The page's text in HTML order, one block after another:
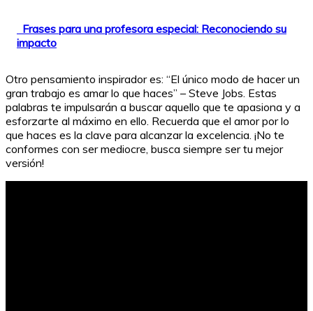
Frases para una profesora especial: Reconociendo su
impacto
Otro pensamiento inspirador es: “El único modo de hacer un
gran trabajo es amar lo que haces” – Steve Jobs. Estas
palabras te impulsarán a buscar aquello que te apasiona y a
esforzarte al máximo en ello. Recuerda que el amor por lo
que haces es la clave para alcanzar la excelencia. ¡No te
conformes con ser mediocre, busca siempre ser tu mejor
versión!